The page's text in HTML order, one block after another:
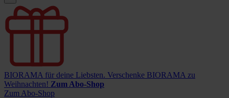
BIORAMA für deine Liebsten. Verschenke BIORAMA zu
Weihnachten! Zum Abo-Shop
Zum Abo-Shop